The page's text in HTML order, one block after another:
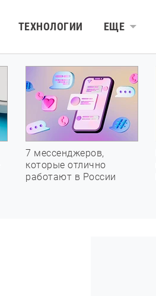
ТЕХНОЛОГИИ ЕЩЕ
7 мессенджеров,
которые отлично
работают в России